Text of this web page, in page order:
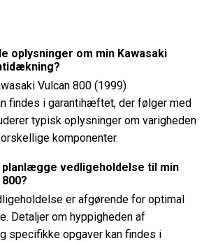
oplysninger om min Kawasaki
Vulcan 800 (1999)
findes i garantihæftet, der følger med
typisk oplysninger om varigheden
komponenter.
vedligeholdelse til min
er afgørende for optimal
Detaljer om hyppigheden af
specifikke opgaver kan findes i